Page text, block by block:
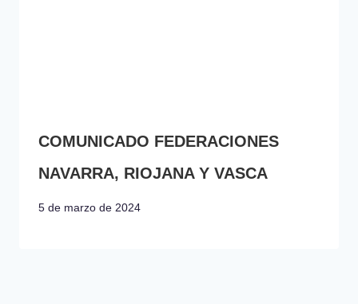
COMUNICADO FEDERACIONES
NAVARRA, RIOJANA Y VASCA
5 de marzo de 2024